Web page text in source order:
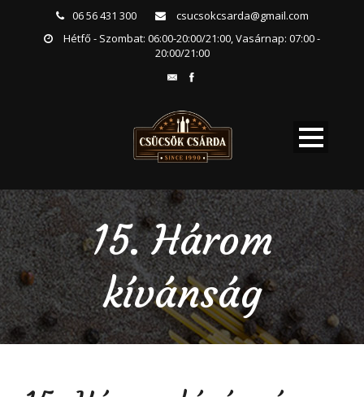
06 56 431 300
csucsokcsarda@gmail.com
Hétfő - Szombat: 06:00-20:00/21:00, Vasárnap: 07:00 -
20:00/21:00
15. Három
kívánság